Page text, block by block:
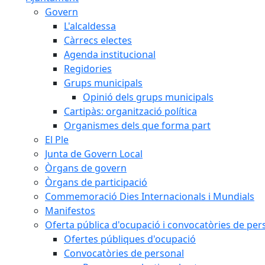
Govern
L'alcaldessa
Càrrecs electes
Agenda institucional
Regidories
Grups municipals
Opinió dels grups municipals
Cartipàs: organització política
Organismes dels que forma part
El Ple
Junta de Govern Local
Òrgans de govern
Òrgans de participació
Commemoració Dies Internacionals i Mundials
Manifestos
Oferta pública d'ocupació i convocatòries de
Ofertes públiques d'ocupació
Convocatòries de personal